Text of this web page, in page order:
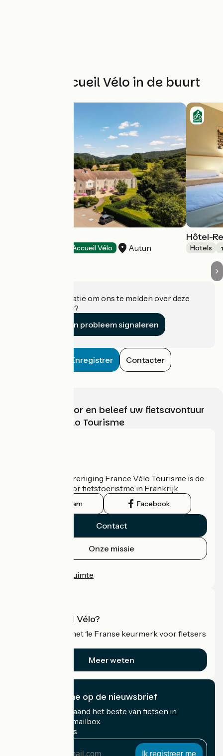
Andere Accueil Vélo in de buurt
Accueil Vélo Autun
Hôtel-
Hotels
Heeft u informatie om ons te melden over deze
accommodatie?
Een probleem signaleren
Enregistrer Contacter
Kies, bereid voor en beleef uw fietsavontuur
met France Vélo Tourisme
De nationale vereniging France Vélo Tourisme is de
officiële gids voor fietstoeristme in Frankrijk.
Instagram Facebook
Contact
Onze missie
Professionele ruimte
Wat is Accueil Vélo?
Accueil Vélo is het 1e Franse keurmerk voor fietsers
Meer weten
Ik abonneer me op de nieuwsbrief
Ontvang elke maand het beste van fietsen in
Frankrijk in uw mailbox.
Mijn e-mailadres